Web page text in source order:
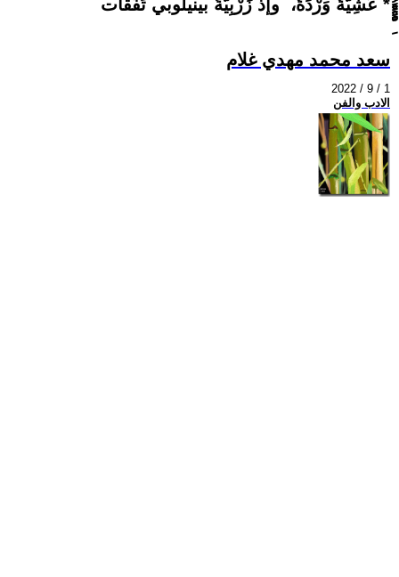
عَشِيَّةٌ وَرْدَةٌ، وإذْ زَرْبِيَّةُ بينيلوبي تَفَقَّأَت *
سعد محمد مهدي غلام
2022 / 9 / 1
الادب والفن